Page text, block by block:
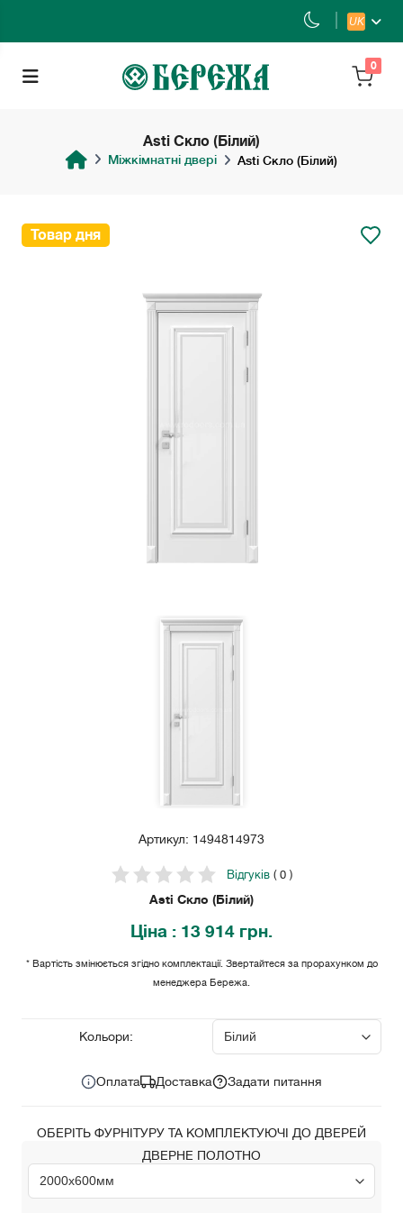
UK
0
Asti Скло (Білий)
Міжкімнатні двері Asti Скло (Білий)
Товар дня
Артикул: 1494814973
Відгуків( 0 )
Asti Скло (Білий)
Ціна : 13 914 грн.
* Вартість змінюється згідно комплектації. Звертайтеся за прорахунком до
менеджера Бережа.
Кольори:
Оплата Доставка Задати питання
ОБЕРІТЬ ФУРНІТУРУ ТА КОМПЛЕКТУЮЧІ ДО ДВЕРЕЙ
ДВЕРНЕ ПОЛОТНО